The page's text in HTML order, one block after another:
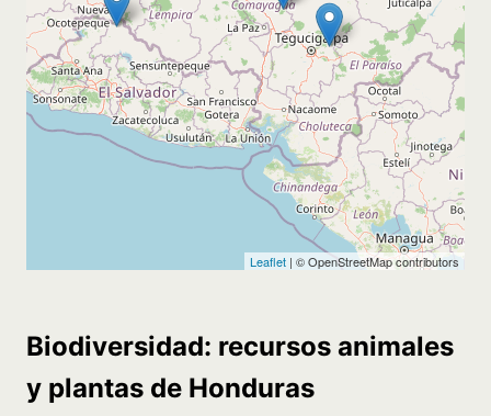
Biodiversidad: recursos animales
y plantas de Honduras